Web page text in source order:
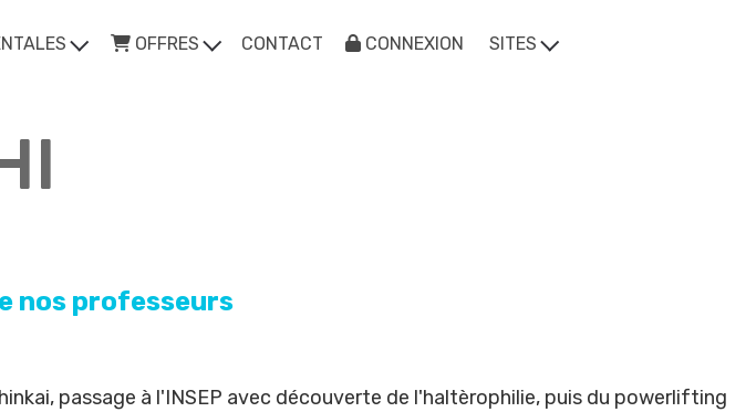
OFFRES CONTACT CONNEXION SITES
nos professeurs
passage à l'INSEP avec découverte de l'haltèrophilie, puis du powerlifting